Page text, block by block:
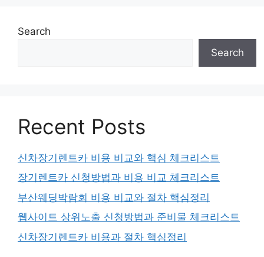
Search
Search
Recent Posts
신차장기렌트카 비용 비교와 핵심 체크리스트
장기렌트카 신청방법과 비용 비교 체크리스트
부산웨딩박람회 비용 비교와 절차 핵심정리
웹사이트 상위노출 신청방법과 준비물 체크리스트
신차장기렌트카 비용과 절차 핵심정리